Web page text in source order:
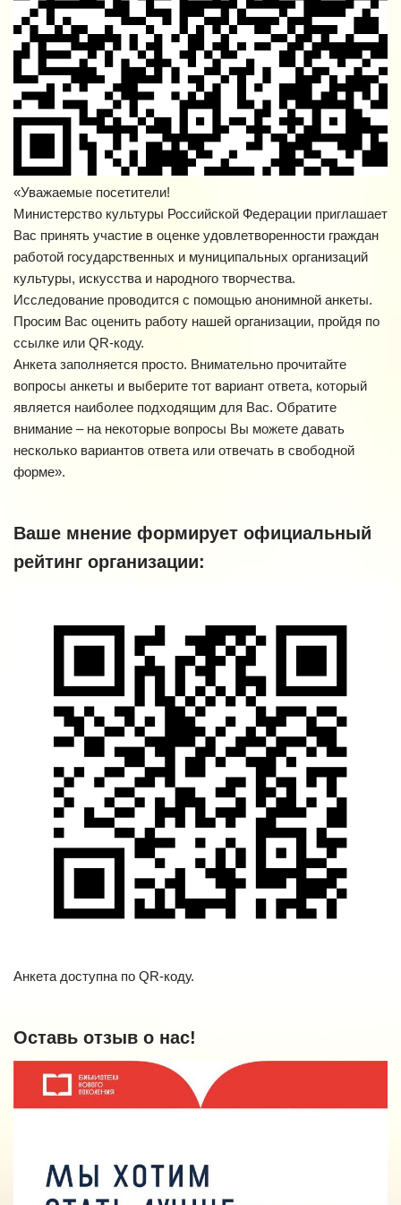
«Уважаемые посетители!
Министерство культуры Российской Федерации приглашает
Вас принять участие в оценке удовлетворенности граждан
работой государственных и муниципальных организаций
культуры, искусства и народного творчества.
Исследование проводится с помощью анонимной анкеты.
Просим Вас оценить работу нашей организации, пройдя по
ссылке или QR-коду.
Анкета заполняется просто. Внимательно прочитайте
вопросы анкеты и выберите тот вариант ответа, который
является наиболее подходящим для Вас. Обратите
внимание – на некоторые вопросы Вы можете давать
несколько вариантов ответа или отвечать в свободной
форме».
Ваше мнение формирует официальный
рейтинг организации:
Анкета доступна по QR-коду.
Оставь отзыв о нас!